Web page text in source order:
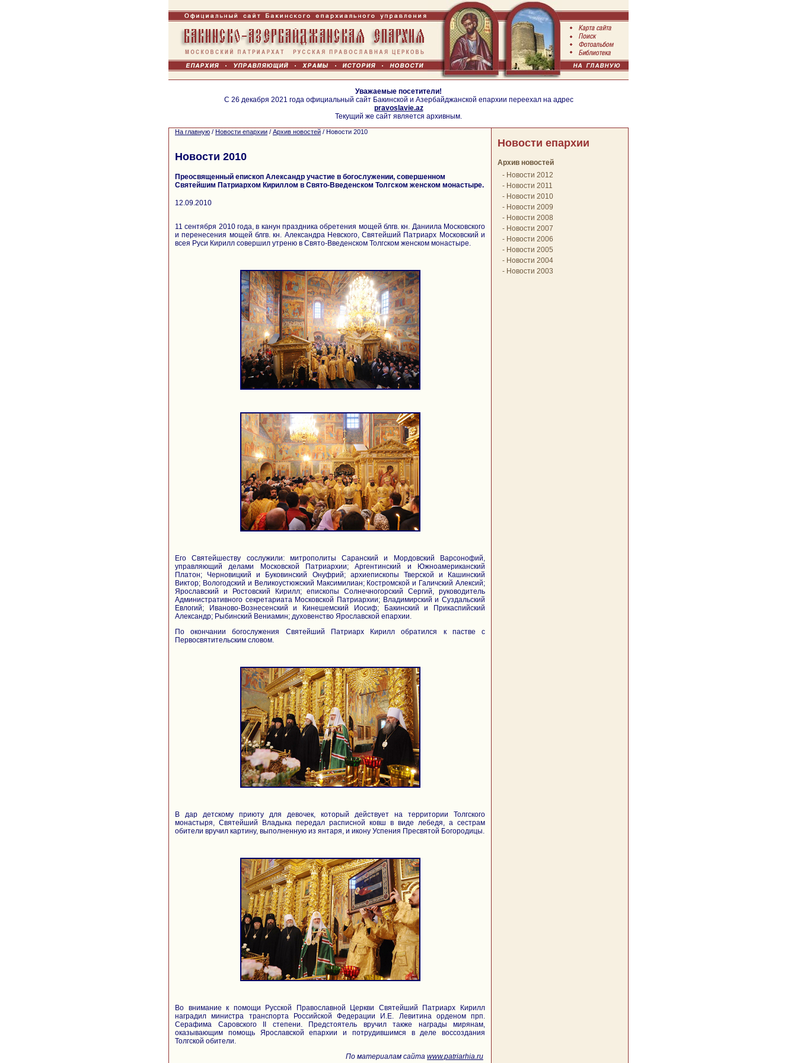
Уважаемые посетители!
С 26 декабря 2021 года официальный сайт Бакинской и Азербайджанской епархии переехал на адрес
pravoslavie.az
Текущий же сайт является архивным.
На главную / Новости епархии / Архив новостей / Новости 2010
Новости 2010
Преосвященный епископ Александр участие в богослужении, совершенном
Святейшим Патриархом Кириллом в Свято-Введенском Толгском женском монастыре.
12.09.2010
11 сентября 2010 года, в канун праздника обретения мощей блгв. кн. Даниила Московского
и перенесения мощей блгв. кн. Александра Невского, Святейший Патриарх Московский и
всея Руси Кирилл совершил утреню в Свято-Введенском Толгском женском монастыре.
Его Святейшеству сослужили: митрополиты Саранский и Мордовский Варсонофий,
управляющий делами Московской Патриархии; Аргентинский и Южноамериканский
Платон; Черновицкий и Буковинский Онуфрий; архиепископы Тверской и Кашинский
Виктор; Вологодский и Великоустюжский Максимилиан; Костромской и Галичский Алексий;
Ярославский и Ростовский Кирилл; епископы Солнечногорский Сергий, руководитель
Административного секретариата Московской Патриархии; Владимирский и Суздальский
Евлогий; Иваново-Вознесенский и Кинешемский Иосиф; Бакинский и Прикаспийский
Александр; Рыбинский Вениамин; духовенство Ярославской епархии.
По окончании богослужения Святейший Патриарх Кирилл обратился к пастве с
Первосвятительским словом.
В дар детскому приюту для девочек, который действует на территории Толгского
монастыря, Святейший Владыка передал расписной ковш в виде лебедя, а сестрам
обители вручил картину, выполненную из янтаря, и икону Успения Пресвятой Богородицы.
Во внимание к помощи Русской Православной Церкви Святейший Патриарх Кирилл
наградил министра транспорта Российской Федерации И.Е. Левитина орденом прп.
Серафима Саровского II степени. Предстоятель вручил также награды мирянам,
оказывающим помощь Ярославской епархии и потрудившимся в деле воссоздания
Толгской обители.
По материалам сайта www.patriarhia.ru
Новости епархии
Архив новостей
- Новости 2012
- Новости 2011
- Новости 2010
- Новости 2009
- Новости 2008
- Новости 2007
- Новости 2006
- Новости 2005
- Новости 2004
- Новости 2003